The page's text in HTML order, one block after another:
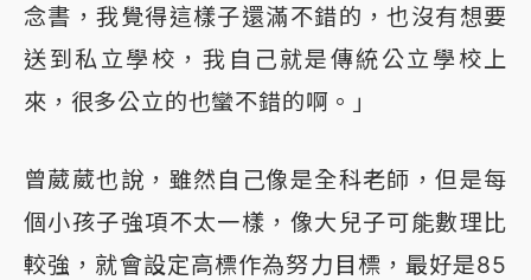
念書，我覺得這樣子還滿不錯的，也沒有想要
送到私立學校，我自己就是傳統公立學校上
來，很多公立的也蠻不錯的啊。」
曾葳葳也說，雖然自己像是全科老師，但是每
個小孩子強項不太一樣，像大兒子可能數理比
較強，就會設定高標作為努力目標，最好是85